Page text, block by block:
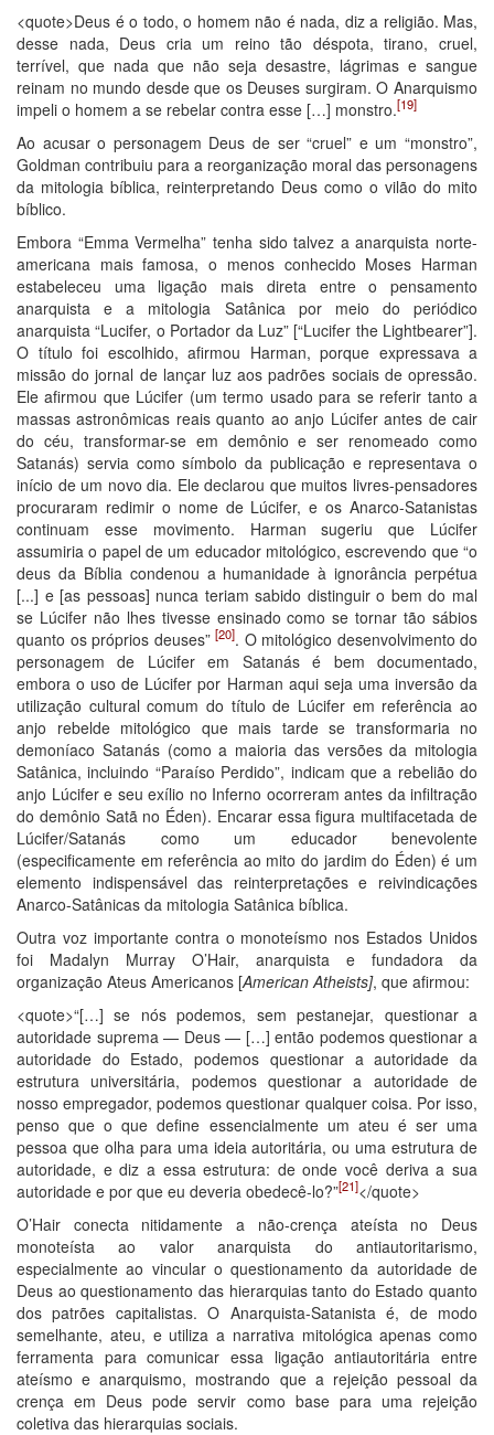
<quote>Deus é o todo, o homem não é nada, diz a religião. Mas,
desse nada, Deus cria um reino tão déspota, tirano, cruel,
terrível, que nada que não seja desastre, lágrimas e sangue
reinam no mundo desde que os Deuses surgiram. O Anarquismo
impeli o homem a se rebelar contra esse […] monstro.[19]
Ao acusar o personagem Deus de ser “cruel” e um “monstro”,
Goldman contribuiu para a reorganização moral das personagens
da mitologia bíblica, reinterpretando Deus como o vilão do mito
bíblico.
Embora “Emma Vermelha” tenha sido talvez a anarquista norte-
americana mais famosa, o menos conhecido Moses Harman
estabeleceu uma ligação mais direta entre o pensamento
anarquista e a mitologia Satânica por meio do periódico
anarquista “Lucifer, o Portador da Luz” [“Lucifer the Lightbearer”].
O título foi escolhido, afirmou Harman, porque expressava a
missão do jornal de lançar luz aos padrões sociais de opressão.
Ele afirmou que Lúcifer (um termo usado para se referir tanto a
massas astronômicas reais quanto ao anjo Lúcifer antes de cair
do céu, transformar-se em demônio e ser renomeado como
Satanás) servia como símbolo da publicação e representava o
início de um novo dia. Ele declarou que muitos livres-pensadores
procuraram redimir o nome de Lúcifer, e os Anarco-Satanistas
continuam esse movimento. Harman sugeriu que Lúcifer
assumiria o papel de um educador mitológico, escrevendo que “o
deus da Bíblia condenou a humanidade à ignorância perpétua
[...] e [as pessoas] nunca teriam sabido distinguir o bem do mal
se Lúcifer não lhes tivesse ensinado como se tornar tão sábios
quanto os próprios deuses” [20]. O mitológico desenvolvimento do
personagem de Lúcifer em Satanás é bem documentado,
embora o uso de Lúcifer por Harman aqui seja uma inversão da
utilização cultural comum do título de Lúcifer em referência ao
anjo rebelde mitológico que mais tarde se transformaria no
demoníaco Satanás (como a maioria das versões da mitologia
Satânica, incluindo “Paraíso Perdido”, indicam que a rebelião do
anjo Lúcifer e seu exílio no Inferno ocorreram antes da infiltração
do demônio Satã no Éden). Encarar essa figura multifacetada de
Lúcifer/Satanás como um educador benevolente
(especificamente em referência ao mito do jardim do Éden) é um
elemento indispensável das reinterpretações e reivindicações
Anarco-Satânicas da mitologia Satânica bíblica.
Outra voz importante contra o monoteísmo nos Estados Unidos
foi Madalyn Murray O’Hair, anarquista e fundadora da
organização Ateus Americanos [American Atheists], que afirmou:
<quote>“[…] se nós podemos, sem pestanejar, questionar a
autoridade suprema — Deus — […] então podemos questionar a
autoridade do Estado, podemos questionar a autoridade da
estrutura universitária, podemos questionar a autoridade de
nosso empregador, podemos questionar qualquer coisa. Por isso,
penso que o que define essencialmente um ateu é ser uma
pessoa que olha para uma ideia autoritária, ou uma estrutura de
autoridade, e diz a essa estrutura: de onde você deriva a sua
autoridade e por que eu deveria obedecê-lo?”[21]</quote>
O’Hair conecta nitidamente a não-crença ateísta no Deus
monoteísta ao valor anarquista do antiautoritarismo,
especialmente ao vincular o questionamento da autoridade de
Deus ao questionamento das hierarquias tanto do Estado quanto
dos patrões capitalistas. O Anarquista-Satanista é, de modo
semelhante, ateu, e utiliza a narrativa mitológica apenas como
ferramenta para comunicar essa ligação antiautoritária entre
ateísmo e anarquismo, mostrando que a rejeição pessoal da
crença em Deus pode servir como base para uma rejeição
coletiva das hierarquias sociais.